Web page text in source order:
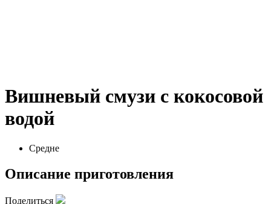
Вишневый смузи с кокосовой
водой
Средне
Описание приготовления
Поделиться